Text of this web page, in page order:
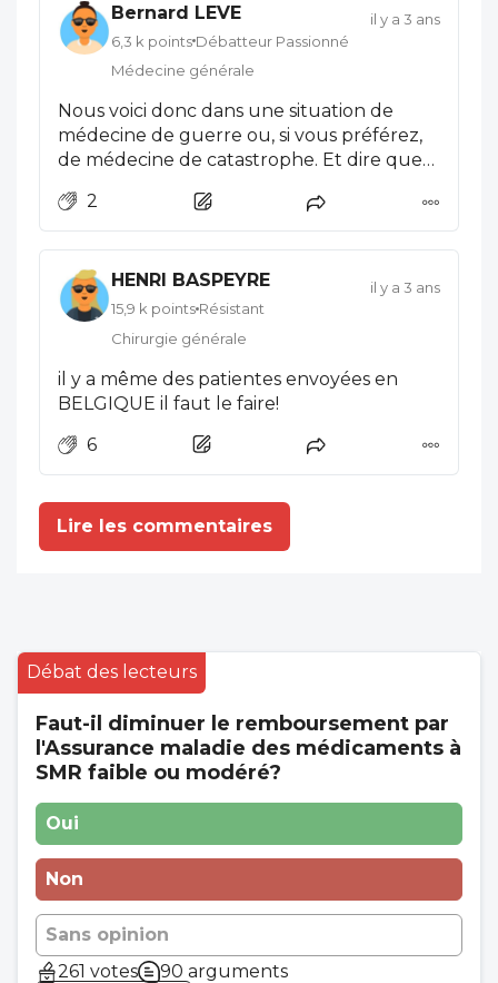
Bernard LEVE
6,3 k points Débatteur Passionné
Médecine générale
il y a 3 ans
Nous voici donc dans une situation de
médecine de guerre ou, si vous préférez,
de médecine de catastrophe. Et dire que
ans !
2
HENRI BASPEYRE
15,9 k points Résistant
Chirurgie générale
il y a 3 ans
il y a même des patientes envoyées en
BELGIQUE il faut le faire!
6
Lire les commentaires
Débat des lecteurs
Faut-il diminuer le remboursement par
l'Assurance maladie des médicaments à
SMR faible ou modéré?
Oui
Non
Sans opinion
261 votes
90 arguments